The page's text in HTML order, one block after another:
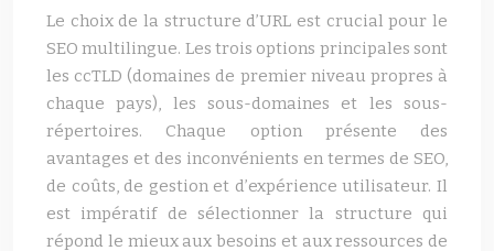
Le choix de la structure d’URL est crucial pour le
SEO multilingue. Les trois options principales sont
les ccTLD (domaines de premier niveau propres à
chaque pays), les sous-domaines et les sous-
répertoires. Chaque option présente des
avantages et des inconvénients en termes de SEO,
de coûts, de gestion et d’expérience utilisateur. Il
est impératif de sélectionner la structure qui
répond le mieux aux besoins et aux ressources de